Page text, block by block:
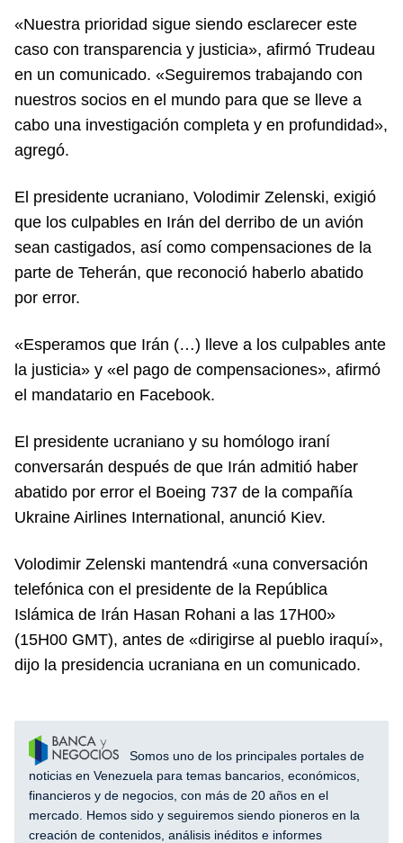
«Nuestra prioridad sigue siendo esclarecer este
caso con transparencia y justicia», afirmó Trudeau
en un comunicado. «Seguiremos trabajando con
nuestros socios en el mundo para que se lleve a
cabo una investigación completa y en profundidad»,
agregó.
El presidente ucraniano, Volodimir Zelenski, exigió
que los culpables en Irán del derribo de un avión
sean castigados, así como compensaciones de la
parte de Teherán, que reconoció haberlo abatido
por error.
«Esperamos que Irán (…) lleve a los culpables ante
la justicia» y «el pago de compensaciones», afirmó
el mandatario en Facebook.
El presidente ucraniano y su homólogo iraní
conversarán después de que Irán admitió haber
abatido por error el Boeing 737 de la compañía
Ukraine Airlines International, anunció Kiev.
Volodimir Zelenski mantendrá «una conversación
telefónica con el presidente de la República
Islámica de Irán Hasan Rohani a las 17H00»
(15H00 GMT), antes de «dirigirse al pueblo iraquí»,
dijo la presidencia ucraniana en un comunicado.
Somos uno de los principales portales de
noticias en Venezuela para temas bancarios, económicos,
financieros y de negocios, con más de 20 años en el
mercado. Hemos sido y seguiremos siendo pioneros en la
creación de contenidos, análisis inéditos e informes